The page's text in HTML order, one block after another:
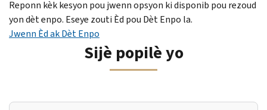
Reponn kèk kesyon pou jwenn opsyon ki disponib pou rezoud
yon dèt enpo. Eseye zouti Èd pou Dèt Enpo la.
Jwenn Èd ak Dèt Enpo
Sijè popilè yo